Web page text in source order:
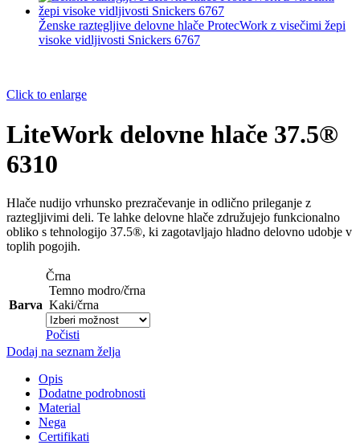
Ženske raztegljive delovne hlače ProtecWork z visečimi žepi
visoke vidljivosti Snickers 6767
Click to enlarge
LiteWork delovne hlače 37.5®
6310
Hlače nudijo vrhunsko prezračevanje in odlično prileganje z
raztegljivimi deli. Te lahke delovne hlače združujejo funkcionalno
obliko s tehnologijo 37.5®, ki zagotavljajo hladno delovno udobje v
toplih pogojih.
Barva
Črna
Temno modro/črna
Kaki/črna
Počisti
Dodaj na seznam želja
Opis
Dodatne podrobnosti
Material
Nega
Certifikati